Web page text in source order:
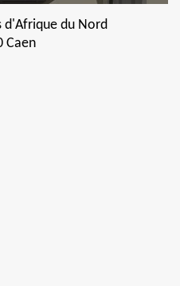
d'Afrique du Nord
Caen